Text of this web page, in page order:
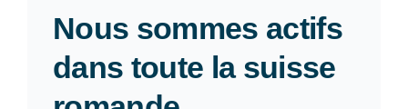
Nous sommes actifs
dans toute la suisse